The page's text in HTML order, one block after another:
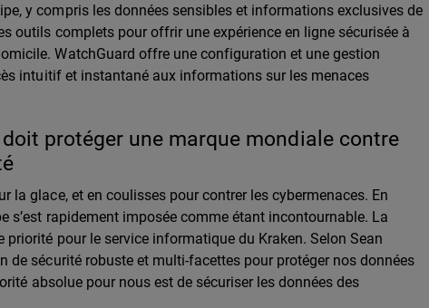
y compris les données sensibles et informations exclusives de
outils complets pour offrir une expérience en ligne sécurisée à
WatchGuard offre une configuration et une gestion
intuitif et instantané aux informations sur les menaces
protéger une marque mondiale contre
la glace, et en coulisses pour contrer les cybermenaces. En
s’est rapidement imposée comme étant incontournable. La
pour le service informatique du Kraken. Selon Sean
de sécurité robuste et multi-facettes pour protéger nos données
absolue pour nous est de sécuriser les données des